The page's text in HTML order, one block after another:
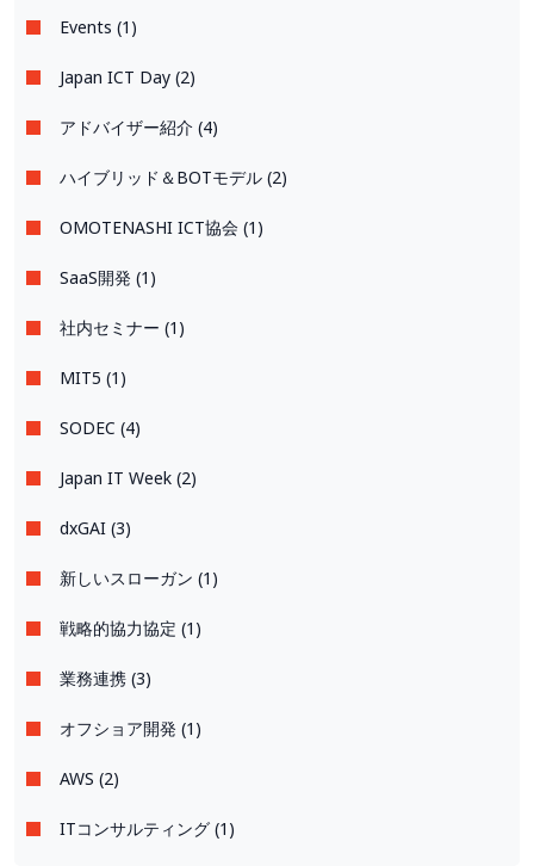
Events (1)
Japan ICT Day (2)
アドバイザー紹介 (4)
ハイブリッド＆BOTモデル (2)
OMOTENASHI ICT協会 (1)
SaaS開発 (1)
社内セミナー (1)
MIT5 (1)
SODEC (4)
Japan IT Week (2)
dxGAI (3)
新しいスローガン (1)
戦略的協力協定 (1)
業務連携 (3)
オフショア開発 (1)
AWS (2)
ITコンサルティング (1)